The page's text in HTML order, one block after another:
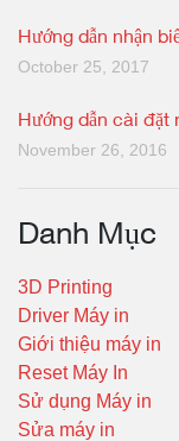
Hướng dẫn nhận
October 25, 2017
Hướng dẫn cài đặt
November 26, 2016
Danh Mục
3D Printing
Driver Máy in
Giới thiệu máy in
Reset Máy In
Sử dụng Máy in
Sửa máy in